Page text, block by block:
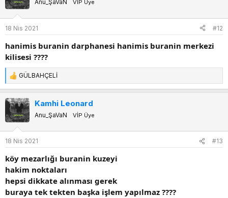
i
l
e
r
Anu_ŞaVaN VİP Üye
18 Nis 2021 #12
hanimis buranin darphanesi hanimis buranin merkezi
kilisesi ????
T
e
p
k
i
l
e
r
GÜLBAHÇELİ
Kamhi Leonard
Anu_ŞaVaN VİP Üye
18 Nis 2021 #13
köy mezarlığı buranin kuzeyi
hakim noktaları
hepsi dikkate alınması gerek
buraya tek tekten başka işlem yapılmaz ????